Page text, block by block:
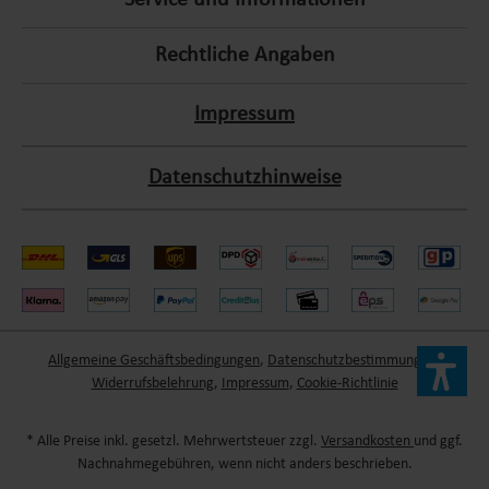
Rechtliche Angaben
Impressum
Datenschutzhinweise
Allgemeine Geschäftsbedingungen, Datenschutzbestimmungen,
Widerrufsbelehrung, Impressum, Cookie-Richtlinie
* Alle Preise inkl. gesetzl. Mehrwertsteuer zzgl. Versandkosten und ggf.
Nachnahmegebühren, wenn nicht anders beschrieben.